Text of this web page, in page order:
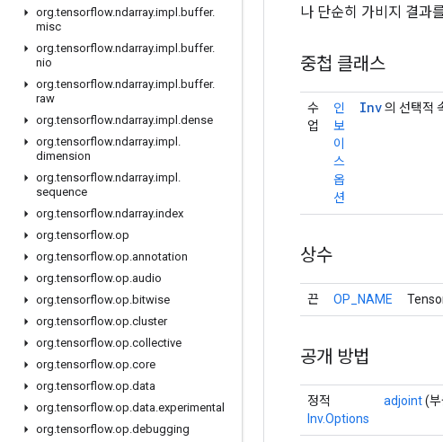
org.tensorflow.ndarray.impl .buffer.
misc
org.tensorflow.ndarray.impl .buffer.
nio
org.tensorflow.ndarray.impl .buffer.
raw
org.tensorflow.ndarray.impl .dense
org.tensorflow.ndarray.impl .
dimension
org.tensorflow.ndarray.impl .
sequence
org.tensorflow.ndarray.index
org.tensorflow.op
org.tensorflow.op.annotation
org.tensorflow.op.audio
org.tensorflow.op.bitwise
org.tensorflow.op.cluster
org.tensorflow.op.collective
org.tensorflow.op.core
org.tensorflow.op.data
org.tensorflow.op.data.experimental
org.tensorflow.op.debugging
나 단순히 가비지 결과
중첩 클래스
수
업
인
보
이
스
옵
션
Inv의 선택적
상수
끈 OP_NAME
공개 방법
정적
Inv.Options
adjoint(부